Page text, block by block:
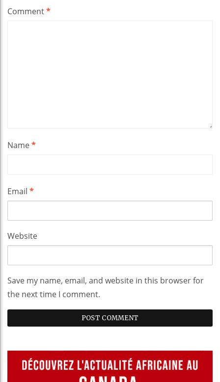
Comment*
Name*
Email *
Website
Save my name, email, and website in this browser for
the next time I comment.